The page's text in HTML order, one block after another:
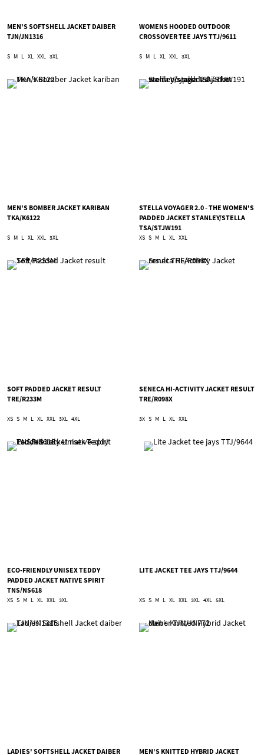
MEN'S SOFTSHELL JACKET DAIBER
TJN/JN1316
S M L XL XXL 3XL
WOMENS HOODED OUTDOOR
CROSSOVER TEE JAYS TTJ/9611
S M L XL XXL 3XL
MEN'S BOMBER JACKET KARIBAN
TKA/K6122
S M L XL XXL 3XL
STELLA VOYAGER 2.0 - THE WOMEN'S
PADDED JACKET STANLEY/STELLA
TSA/STJW191
XS S M L XL XXL
SOFT PADDED JACKET RESULT
TRE/R233M
XS S M L XL XXL 3XL 4XL
SENECA HI-ACTIVITY JACKET RESULT
TRE/R098X
3X S M L XL XXL
ECO-FRIENDLY UNISEX TEDDY
PADDED JACKET NATIVE SPIRIT
TNS/NS618
XS S M L XL XXL 3XL
LITE JACKET TEE JAYS TTJ/9644
XS S M L XL XXL 3XL 4XL 5XL
LADIES' SOFTSHELL JACKET DAIBER
MEN’S KNITTED HYBRID JACKET